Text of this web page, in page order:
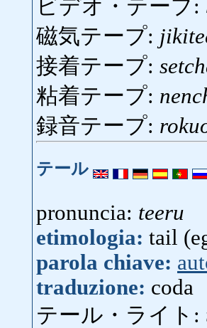
ビデオ・テープ:
磁気テープ:
接着テープ:
粘着テープ:
録音テープ:
テール
pronuncia: teeru
etimologia: tail
parola chiave:
traduzione: coda
テール・ライト: